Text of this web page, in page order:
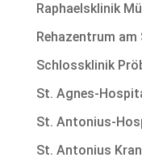
Raphaelsklinik
Rehazentrum
Schlossklinik
St. Agnes-
St. Antonius-
St. Antonius